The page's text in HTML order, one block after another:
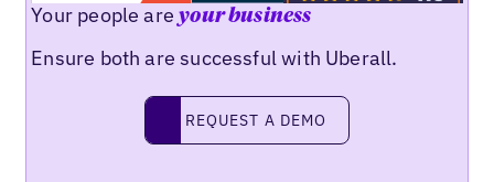
Your people areyour business
Ensure both are successful with Uberall.
request a demo
REQUEST A DEMO